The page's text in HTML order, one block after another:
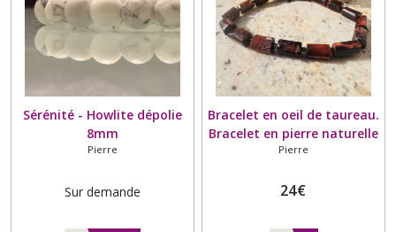
Sérénité - Howlite dépolie
8mm
Pierre
Sur demande
Bracelet en oeil de taureau.
Bracelet en pierre naturelle
- Forme tonneau
Pierre
24€